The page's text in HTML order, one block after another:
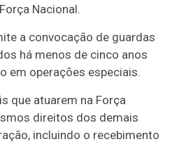
Nacional.
a convocação de guardas
há menos de cinco anos
em operações especiais.
que atuarem na Força
direitos dos demais
incluindo o recebimento